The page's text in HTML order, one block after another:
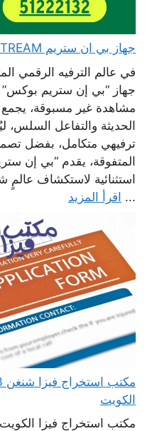
جهاز بي ان ستريم beIN STREAM الكويت مع اشتراك
في عالم الترفيه الرقمي
جهاز “بي إن ستريم بوكس”
مشاهدة غير مسبوقة، يجمع
الحديثة والتفاعل السلس،
ترفيهي متكامل، بفضل
المتفوقة، يقدم “بي إن
استثنائية لاستكشاف عالمٍ
... اقرأ المزيد
الكويت
مكتب استخراج فيزا